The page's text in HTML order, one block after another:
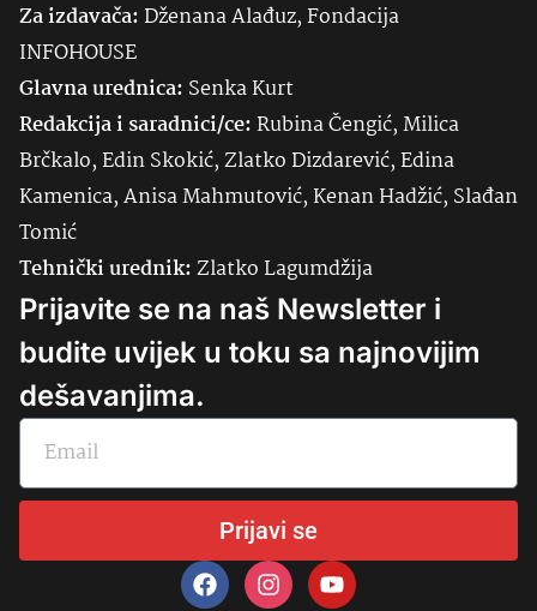
Za izdavača:Dženana Alađuz, Fondacija
INFOHOUSE
Glavna urednica: SenkaKurt
Redakcija i saradnici/ce:Rubina Čengić, Milica
Brčkalo, Edin Skokić, Zlatko Dizdarević, Edina
Kamenica, Anisa Mahmutović, Kenan Hadžić, Slađan
Tomić
Tehnički urednik:Zlatko Lagumdžija
Prijavite se na naš Newsletter i
budite uvijek u toku sa najnovijim
dešavanjima.
Prijavi se